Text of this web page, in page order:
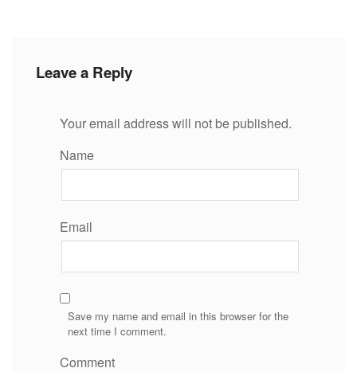
Leave a Reply
Your email address will not be published.
Name
Email
Save my name and email in this browser for the
next time I comment.
Comment